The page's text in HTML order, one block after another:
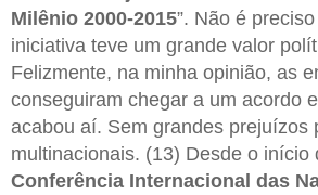
Milênio 2000-2015”. Não é
iniciativa teve um grande valor
Felizmente, na minha opinião, as
conseguiram chegar a um acordo
acabou aí. Sem grandes prejuízos
multinacionais. (13) Desde o início
Conferência Internacional das